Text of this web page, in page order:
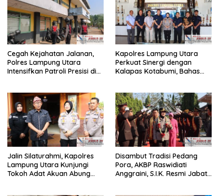
Cegah Kejahatan Jalanan,
Polres Lampung Utara
Intensifkan Patroli Presisi di
Kapolres Lampung Utara
Perkuat Sinergi dengan
Kalapas Kotabumi, Bahas
Jalin Silaturahmi, Kapolres
Lampung Utara Kunjungi
Tokoh Adat Akuan Abung
Disambut Tradisi Pedang
Pora, AKBP Raswidiati
Anggraini, S.I.K. Resmi Jabat